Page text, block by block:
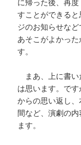
に帰った後、再
すことができる
ジのお知らせなど
あそこがよかっ
す。
まあ、上に書い
は思います。で
からの思い返し
間など、演劇の
ます。